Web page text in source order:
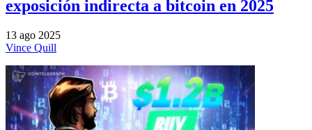
exposición indirecta a bitcoin en 2025
13 ago 2025
Vince Quill